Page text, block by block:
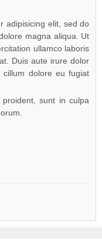
adipisicing elit, sed do
magna aliqua. Ut
ullamco laboris
Duis aute irure dolor
cillum dolore eu fugiat
sunt in culpa